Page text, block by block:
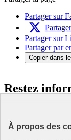
À propos des
Partager sur
Partager sur
Partager par
Copier dans
Restez
en vous abonnant
S'abonner